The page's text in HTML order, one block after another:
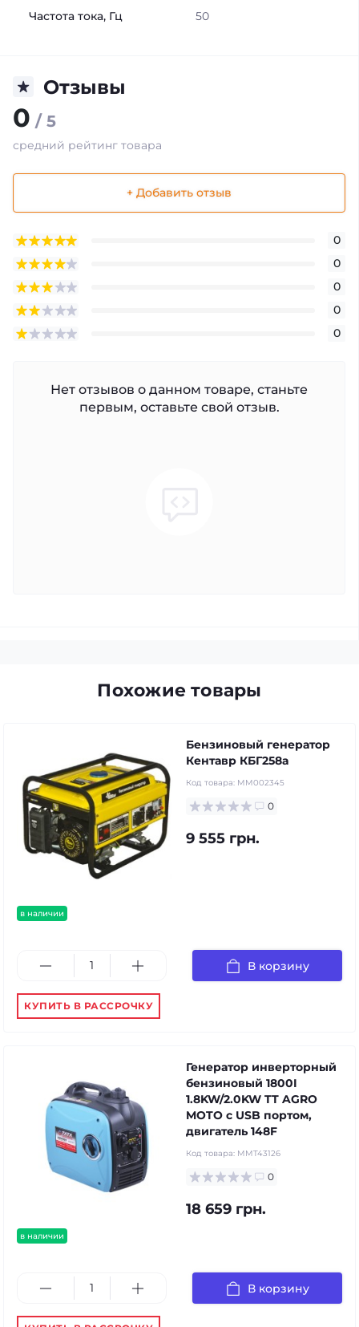
Частота тока, Гц 50
Отзывы
0 / 5
средний рейтинг товара
+ Добавить отзыв
0
0
0
0
0
Нет отзывов о данном товаре, станьте
первым, оставьте свой отзыв.
Похожие товары
в наличии
Бензиновый генератор
Кентавр КБГ258а
Код товара: MM002345
0
9 555 грн.
В корзину
КУПИТЬ В РАССРОЧКУ
в наличии
Генератор инверторный
бензиновый 1800I
1.8KW/2.0KW TT AGRO
MOTO с USB портом,
двигатель 148F
Код товара: MMT43126
0
18 659 грн.
В корзину